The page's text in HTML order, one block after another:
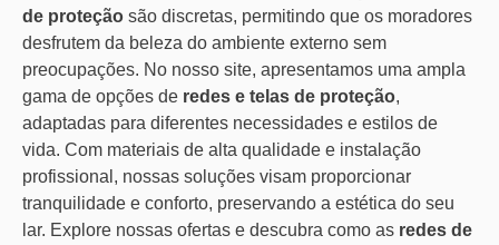
de proteção são discretas, permitindo que os moradores
desfrutem da beleza do ambiente externo sem
preocupações. No nosso site, apresentamos uma ampla
gama de opções de redes e telas de proteção,
adaptadas para diferentes necessidades e estilos de
vida. Com materiais de alta qualidade e instalação
profissional, nossas soluções visam proporcionar
tranquilidade e conforto, preservando a estética do seu
lar. Explore nossas ofertas e descubra como as redes de